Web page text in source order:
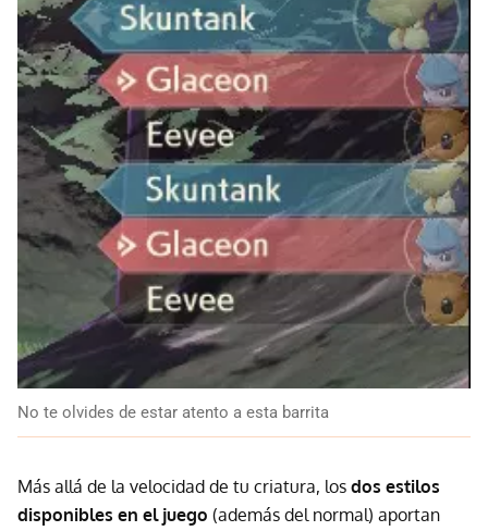
No te olvides de estar atento a esta barrita
Más allá de la velocidad de tu criatura, los dos estilos
disponibles en el juego (además del normal) aportan